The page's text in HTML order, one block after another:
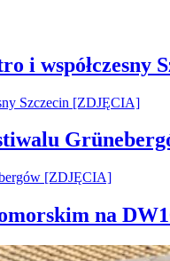
i współczesny
na